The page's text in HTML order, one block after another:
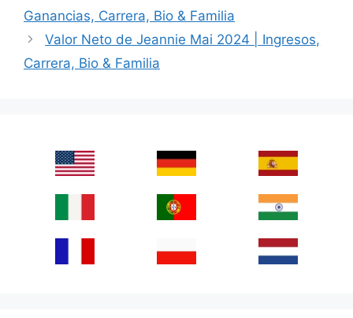
Ganancias, Carrera, Bio & Familia
Valor Neto de Jeannie Mai 2024 | Ingresos,
Carrera, Bio & Familia